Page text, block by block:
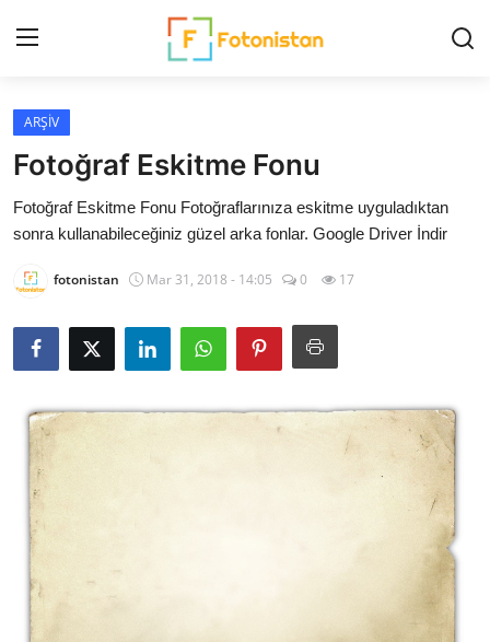
Ana Sayfa
Ekipman Rehberi
Fotoğrafçılar
Çekim Teknikleri
İletişim
ARŞİV
Fotoğraf Eskitme Fonu
Fotoğraf Eskitme Fonu Fotoğraflarınıza eskitme uyguladıktan
sonra kullanabileceğiniz güzel arka fonlar. Google Driver İndir
fotonistan Mar 31, 2018 - 14:05 0 17